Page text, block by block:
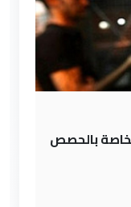
بالحصص